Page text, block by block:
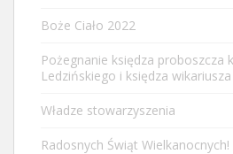
Boże Ciało 2022
Pożegnanie księdza proboszcza
Ledzińskiego i księdza
Władze stowarzyszenia
Radosnych Świąt Wielkanocnych!